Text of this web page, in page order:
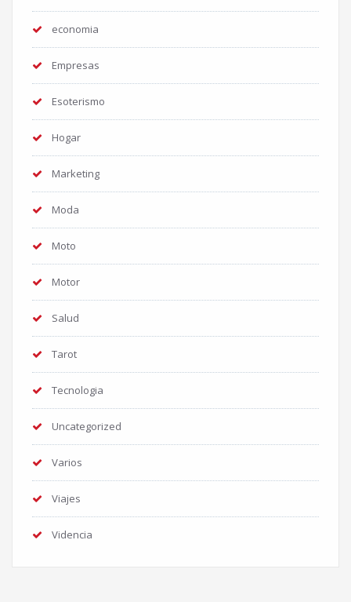
economia
Empresas
Esoterismo
Hogar
Marketing
Moda
Moto
Motor
Salud
Tarot
Tecnologia
Uncategorized
Varios
Viajes
Videncia